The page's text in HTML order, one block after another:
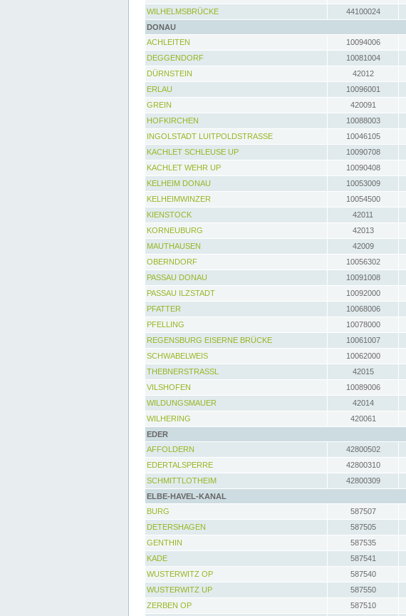
WILHELMSBRÜCKE
44100024
DONAU
ACHLEITEN
10094006
DEGGENDORF
10081004
DÜRNSTEIN
42012
ERLAU
10096001
GREIN
420091
HOFKIRCHEN
10088003
INGOLSTADT LUITPOLDSTRASSE
10046105
KACHLET SCHLEUSE UP
10090708
KACHLET WEHR UP
10090408
KELHEIM DONAU
10053009
KELHEIMWINZER
10054500
KIENSTOCK
42011
KORNEUBURG
42013
MAUTHAUSEN
42009
OBERNDORF
10056302
PASSAU DONAU
10091008
PASSAU ILZSTADT
10092000
PFATTER
10068006
PFELLING
10078000
REGENSBURG EISERNE BRÜCKE
10061007
SCHWABELWEIS
10062000
THEBNERSTRASSL
42015
VILSHOFEN
10089006
WILDUNGSMAUER
42014
WILHERING
420061
EDER
AFFOLDERN
42800502
EDERTALSPERRE
42800310
SCHMITTLOTHEIM
42800309
ELBE-HAVEL-KANAL
BURG
587507
DETERSHAGEN
587505
GENTHIN
587535
KADE
587541
WUSTERWITZ OP
587540
WUSTERWITZ UP
587550
ZERBEN OP
587510